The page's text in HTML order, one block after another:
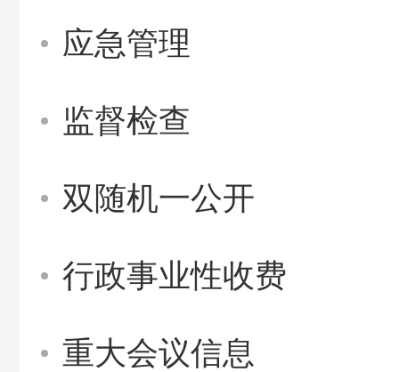
应急管理
监督检查
双随机一公开
行政事业性收费
重大会议信息